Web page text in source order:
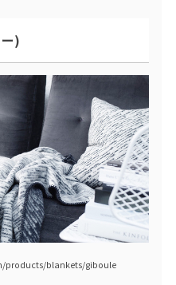
)
products/blankets/giboule